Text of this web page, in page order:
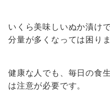
いくら美味しいぬか漬け
分量が多くなっては困りま
健康な人でも、毎日の食
は注意が必要です。